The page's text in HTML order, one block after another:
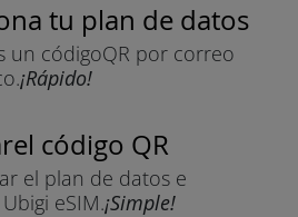
tu plan de datos
un códigoQR por correo
¡Rápido!
el código QR
el plan de datos e
eSIM.¡Simple!